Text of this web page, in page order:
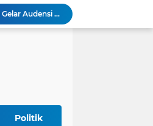
Insiden Peluru Nyasar, Warga 10 Desa Lekok dan Nguling Gelar Audensi dengan Bupati Pasuruan
Harganas ke-33 Bupati Pasuruan dan Ketua TP PKK Terima Penghargaan Nasional Bidang Kependudukan
Politik